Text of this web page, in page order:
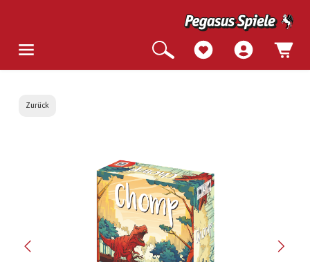
Zurück
Bildergalerie überspringen